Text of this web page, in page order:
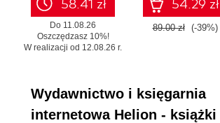
58.41 zł
Do 11.08.26
Oszczędzasz 10%!
W realizacji od 12.08.26 r.
54.29 zł
89.00 zł (-39%)
Wydawnictwo i księgarnia
internetowa Helion - książki